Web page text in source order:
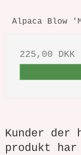
Alpaca Blow
225,00 DKK
Kunder der
produkt har